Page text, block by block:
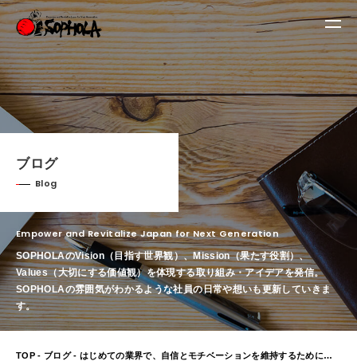
ブログ
Blog
Empower and Revitalize Japan for Next Generation
SOPHOLAのVision（目指す世界観）、Mission（果たす役割）、
Values（大切にする価値観）を体現する取り組み・アイデアを発信。
SOPHOLAの雰囲気がわかるような社員の日常や想いも更新していきま
す。
TOP - ブログ- はじめての業界で、自信とモチベーションを維持するために【さくらのつぶやき⑤】